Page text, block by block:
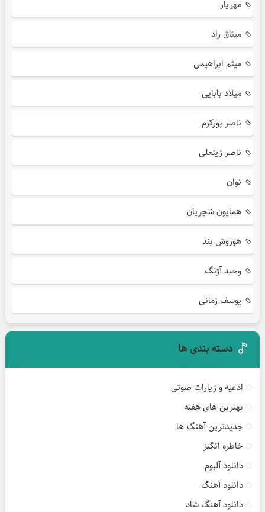
مهریار
میثاق راد
میثم ابراهیمی
میلاد بابایی
ناصر پورکرم
ناصر زینعلی
نوان
همایون شجریان
هوروش بند
وحید آژنگ
یوسف زمانی
دسته بندی ها
ادعیه و زیارات صوتی
بهترین های هفته
جدیدترین آهنگ ها
خاطره انگیز
دانلود آلبوم
دانلود آهنگ
دانلود آهنگ شاد